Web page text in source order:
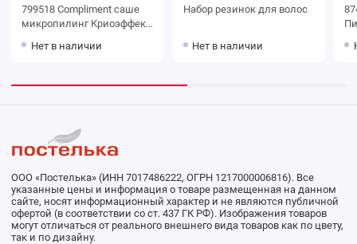
799518 Compliment саше
микропилинг Криоэффект
шеи и зоны декольте с
Нет в наличии
Набор резинок для волос
Нет в наличии
ООО «Постелька» (ИНН 7017486222, ОГРН 1217000006816). Все
указанные цены и информация о товаре размещенная на данном
сайте, носят информационный характер и не являются публичной
офертой (в соответствии со ст. 437 ГК РФ). Изображения товаров
могут отличаться от реального внешнего вида товаров как по цвету,
так и по дизайну.